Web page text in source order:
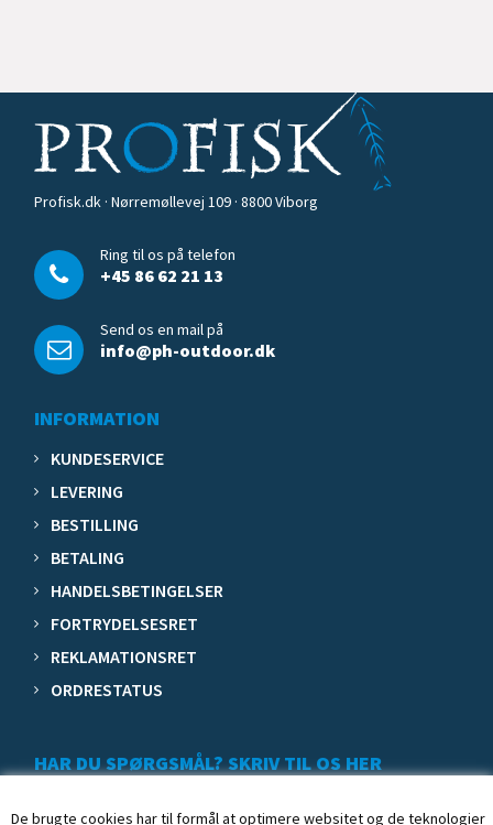
De brugte cookies har til formål at optimere websitet og de teknologier
Profisk.dk · Nørremøllevej 109 · 8800 Viborg
Ring til os på telefon
+45 86 62 21 13
Send os en mail på
info@ph-outdoor.dk
INFORMATION
KUNDESERVICE
LEVERING
BESTILLING
BETALING
HANDELSBETINGELSER
FORTRYDELSESRET
REKLAMATIONSRET
ORDRESTATUS
HAR DU SPØRGSMÅL? SKRIV TIL OS HER